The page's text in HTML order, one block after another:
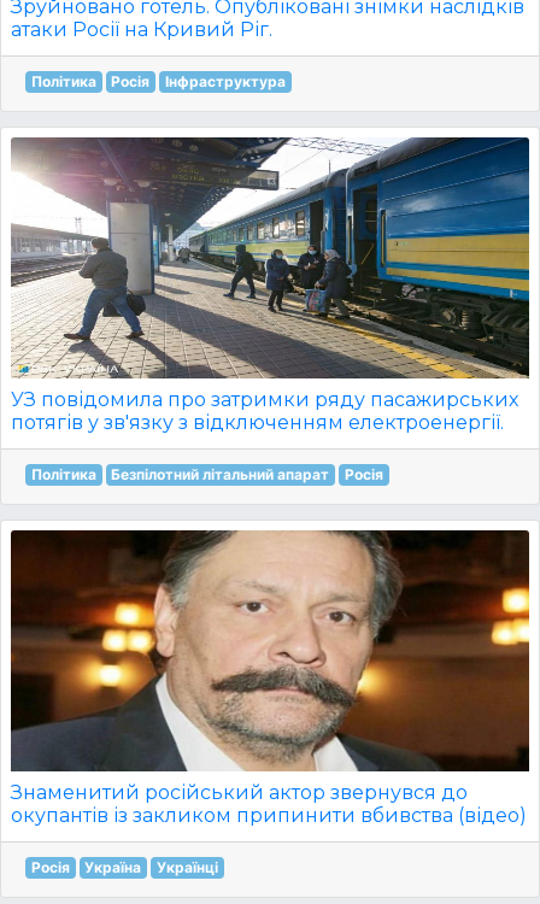
Зруйновано готель. Опубліковані знімки наслідків
атаки Росії на Кривий Ріг.
Політика Росія Інфраструктура
УЗ повідомила про затримки ряду пасажирських
потягів у зв'язку з відключенням електроенергії.
Політика Безпілотний літальний апарат Росія
Знаменитий російський актор звернувся до
окупантів із закликом припинити вбивства (відео)
Росія Україна Українці